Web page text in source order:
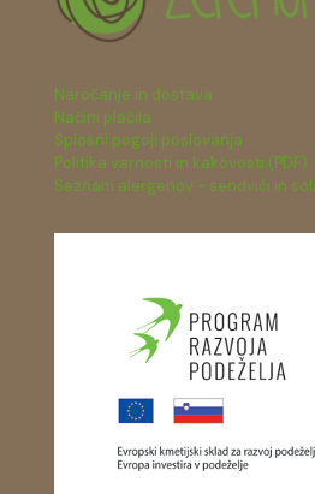
Naročanje in dostava
Načini plačila
Splošni pogoji poslovanja
Politika varnosti in kakovosti (PDF)
Seznam alergenov - sendviči in